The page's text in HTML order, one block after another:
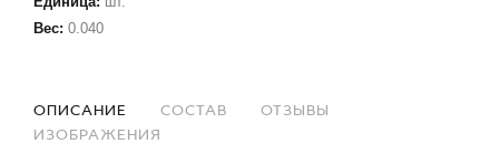
Вес: 0.040
ОПИСАНИЕ СОСТАВ
ОТЗЫВЫ
ИЗОБРАЖЕНИЯ